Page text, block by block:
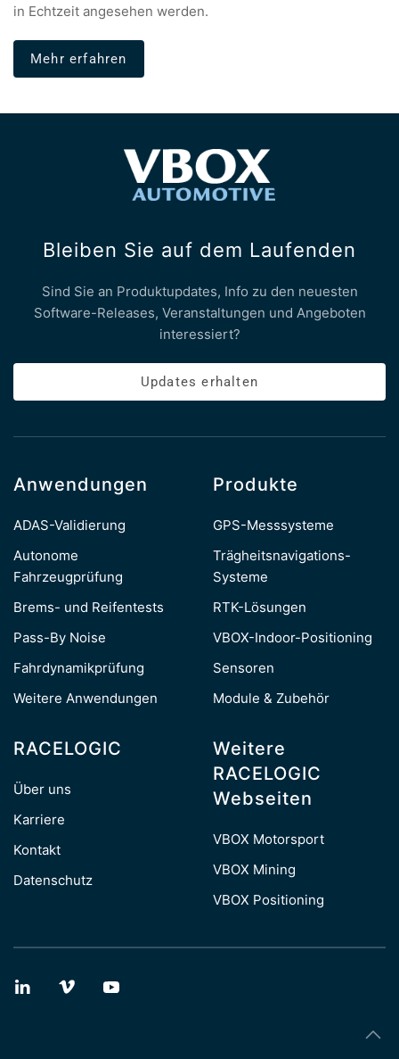
in Echtzeit angesehen werden.
Mehr erfahren
Bleiben Sie auf dem Laufenden
Sind Sie an Produktupdates, Info zu den neuesten
Software-Releases, Veranstaltungen und Angeboten
interessiert?
Updates erhalten
Anwendungen
ADAS-Validierung
Autonome
Fahrzeugprüfung
Brems- und Reifentests
Pass-By Noise
Fahrdynamikprüfung
Weitere Anwendungen
Produkte
GPS-Messsysteme
Trägheitsnavigations-
Systeme
RTK-Lösungen
VBOX-Indoor-Positioning
Sensoren
Module & Zubehör
RACELOGIC
Über uns
Karriere
Kontakt
Datenschutz
Weitere
RACELOGIC
Webseiten
VBOX Motorsport
VBOX Mining
VBOX Positioning